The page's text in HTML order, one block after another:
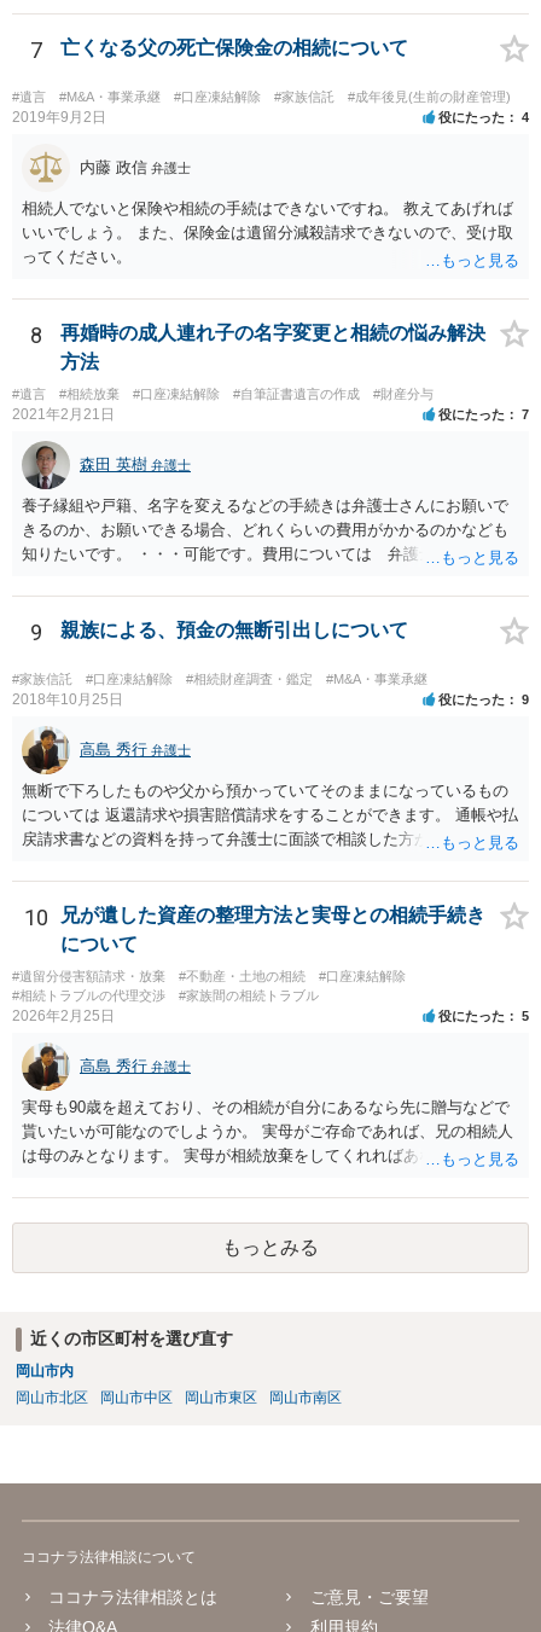
7 亡くなる父の死亡保険金の相続について
#遺言 #M&A・事業承継 #口座凍結解除 #家族信託 #成年後見(生前の財産管理)
2019年9月2日 役にたった 4
内藤 政信 弁護士
相続人でないと保険や相続の手続はできないですね。 教えてあげれば
いいでしょう。 また、保険金は遺留分減殺請求できないので、受け取
ってください。
8
再婚時の成人連れ子の名字変更と相続の悩み解決
方法
#遺言 #相続放棄 #口座凍結解除 #自筆証書遺言の作成 #財産分与
2021年2月21日 役にたった 7
森田 英樹 弁護士
養子縁組や戸籍、名字を変えるなどの手続きは弁護士さんにお願いで
きるのか、お願いできる場合、どれくらいの費用がかかるのかなども
知りたいです。 ・・・可能です。費用については 弁護士と直接面談
ています。 やはり、成人した子のことまでごちゃごちゃ考えず、自分
の事だけ考えるべきなのでしょうか ・・・お子さんの事をまで含め良
と親子関係を結びたいと思っているが、名字は変えたくない・・・養
子縁組の必要があり 氏も変更することになります。 しかし 彼は成人
しているとは言え、自分の子と私の連れ子、全て平等にしたいと希
望。もちろん私もそうできればと思います。 ・・・婚姻前の契約 あ
るいは 遺言書などで その意思を実現する方法はあります。 弁護
士に相談してみてください。
9 親族による、預金の無断引出しについて
#家族信託 #口座凍結解除 #相続財産調査・鑑定 #M&A・事業承継
2018年10月25日 役にたった 9
高島 秀行 弁護士
無断で下ろしたものや父から預かっていてそのままになっているもの
については 返還請求や損害賠償請求をすることができます。 通帳や払
戻請求書などの資料を持って弁護士に面談で相談した方がよいと思い
10
兄が遺した資産の整理方法と実母との相続手続き
について
#遺留分侵害額請求・放棄 #不動産・土地の相続
#口座凍結解除
#相続トラブルの代理交渉
#家族間の相続トラブル
2026年2月25日 役にたった 5
高島 秀行 弁護士
実母も90歳を超えており、その相続が自分にあるなら先に贈与などで
貰いたいが可能なのでしようか。 実母がご存命であれば、兄の相続人
は母のみとなります。 実母が相続放棄をしてくれればあなた方兄弟及
ないと思います。
もっとみる
近くの市区町村を選び直す
岡山市内
岡山市北区
岡山市中区 岡山市東区 岡山市南区
ココナラ法律相談について
ココナラ法律相談とは
法律Q&A
ご意見・ご要望
利用規約